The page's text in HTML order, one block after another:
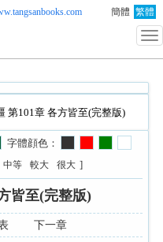
簡體 繁體
第101章 各方皆至(完整版)
字體顔色：
中等 較大 很大 ]
皆至(完整版)
下一章